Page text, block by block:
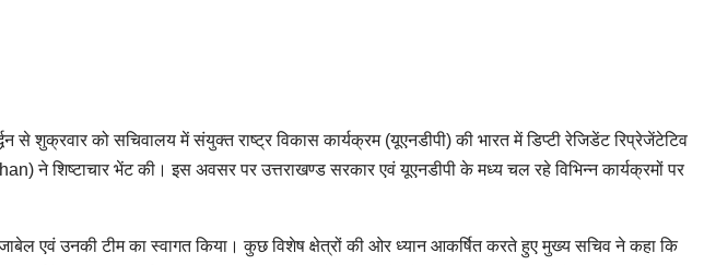
से शुक्रवार को सचिवालय में संयुक्त राष्ट्र विकास कार्यक्रम (यूएनडीपी) की भारत में डिप्टी रेजिडेंट रिप्रेजेंटेटिव
ने शिष्टाचार भेंट की। इस अवसर पर उत्तराखण्ड सरकार एवं यूएनडीपी के मध्य चल रहे विभिन्न कार्यक्रमों पर
एवं उनकी टीम का स्वागत किया। कुछ विशेष क्षेत्रों की ओर ध्यान आकर्षित करते हुए मुख्य सचिव ने कहा कि